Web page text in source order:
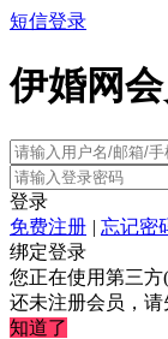
短信登录
伊婚网
登录
免费注册 | 忘记密
绑定登录
您正在使用第三
还未注册会员，请
知道了